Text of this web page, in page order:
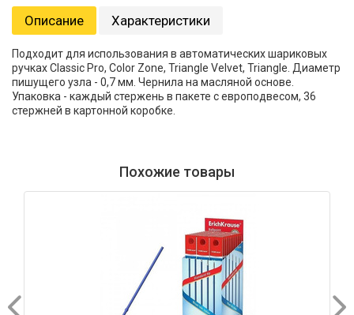
Описание Характеристики
Подходит для использования в автоматических шариковых
ручках Classic Pro, Color Zone, Triangle Velvet, Triangle. Диаметр
пишущего узла - 0,7 мм. Чернила на масляной основе.
Упаковка - каждый стержень в пакете c европодвесом, 36
стержней в картонной коробке.
Похожие товары